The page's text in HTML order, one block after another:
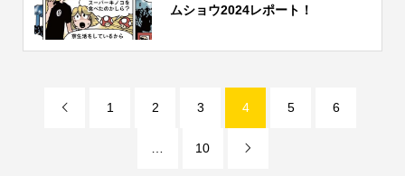
ムショウ2024レポート！
 1 2 3 4 5 6
10 